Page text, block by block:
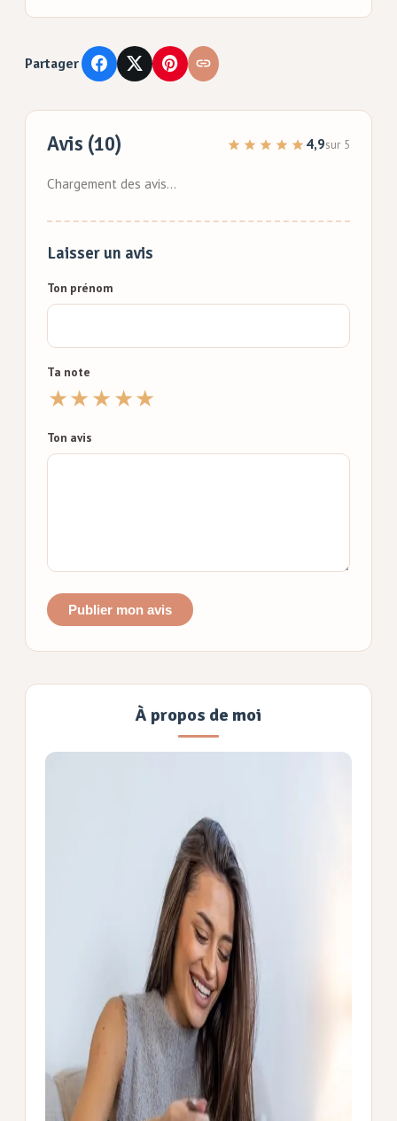
Partager
Avis (10) 4,9sur 5
Chargement des avis…
Laisser un avis
Ton prénom
Ta note
★★ ★ ★★
Ton avis
Publier mon avis
À propos de moi